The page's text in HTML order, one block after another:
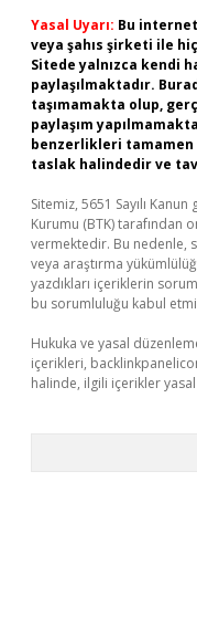
Yasal Uyarı: Bu
veya şahıs şirketi ile
Sitede yalnızca kendi
paylaşılmaktadır.
taşımamakta olup,
paylaşım
benzerlikleri
taslak halindedir ve
Sitemiz, 5651 Sayılı
Kurumu (BTK) tarafından
vermektedir. Bu nedenle,
veya araştırma
yazdıkları içeriklerin
bu sorumluluğu kabul
Hukuka ve yasal
içerikleri,
halinde, ilgili içerikler